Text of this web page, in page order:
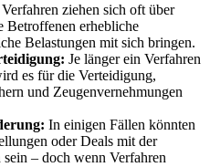
Verfahren ziehen sich oft über
Betroffenen erhebliche
Belastungen mit sich bringen.
Je länger ein Verfahren
es für die Verteidigung,
und Zeugenvernehmungen
In einigen Fällen könnten
oder Deals mit der
– doch wenn Verfahren